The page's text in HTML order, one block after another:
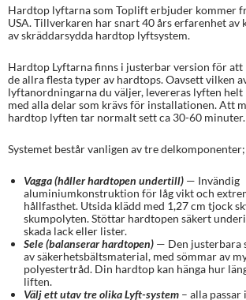
Hardtop lyftarna som Toplift erbjuder kommer
USA. Tillverkaren har snart 40 års erfarenhet av
av skräddarsydda hardtop lyftsystem.
Hardtop Lyftarna finns i justerbar version för att
de allra flesta typer av hardtops. Oavsett vilken
lyftanordningarna du väljer, levereras lyften
med alla delar som krävs för installationen. Att
hardtop lyften tar normalt sett ca 30-60 minuter.
Systemet består vanligen av tre delkomponenter;
Vagga (håller hardtopen undertill) — Invändig
aluminiumkonstruktion för låg vikt och
hållfasthet. Utsida klädd med 1,27 cm tjock
skumpolyten. Stöttar hardtopen säkert
skada lack eller lister.
Sele (balanserar hardtopen) — Den justerbara
av säkerhetsbältsmaterial, med sömmar av
polyestertråd. Din hardtop kan hänga hur
liften.
Välj ett utav tre olika Lyft-system – alla passar